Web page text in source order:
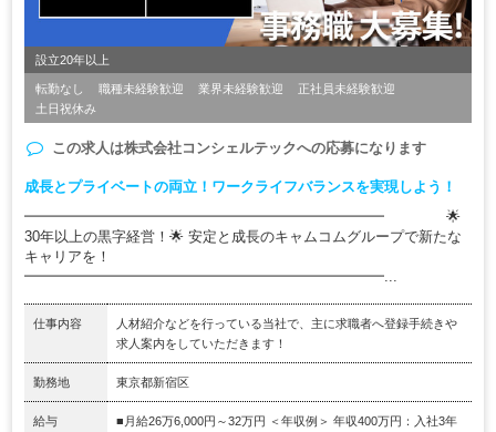
設立20年以上
転勤なし 職種未経験歓迎 業界未経験歓迎
正社員未経験歓迎
土日祝休み
この求人は株式会社コンシェルテックへの応募になります
成長とプライベートの両立！ワークライフバランスを実現しよう！
━━━━━━━━━━━━━━━━━━━━━━━━━ 🌟
30年以上の黒字経営！🌟 安定と成長のキャムコムグループで新たな
キャリアを！
━━━━━━━━━━━━━━━━━━━━━━━━━...
仕事内容
人材紹介などを行っている当社で、主に求職者へ登録手続きや
求人案内をしていただきます！
勤務地 東京都新宿区
給与
■月給26万6,000円～32万円 ＜年収例＞ 年収400万円：入社3年